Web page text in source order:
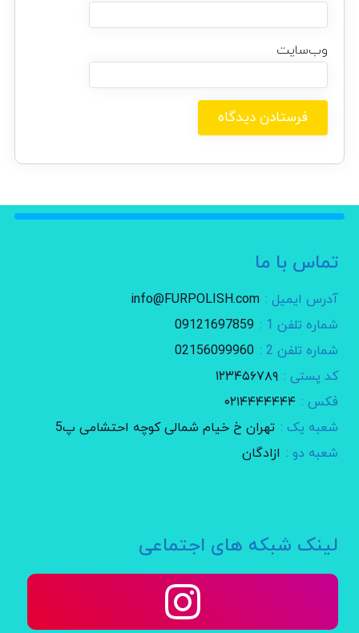
وب‌سایت
تماس با ما
آدرس ایمیل : info@FURPOLISH.com
شماره تلفن 1 :
09121697859
شماره تلفن 2 :
02156099960
کد پستی : ۱۲۳۴۵۶۷۸۹
فکس : ۰۲۱۴۴۴۴۴۴۴
شعبه یک : تهران خ خیام شمالی کوچه احتشامی پ5
شعبه دو : ازادگان
لینک شبکه های اجتماعی